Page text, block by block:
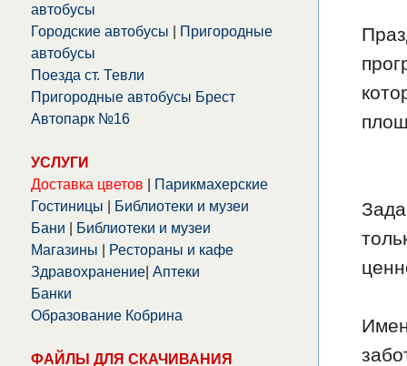
автобусы
Городские автобусы
Пригородные
автобусы
Поезда ст. Тевли
Пригородные автобусы Брест
Автопарк №16
УСЛУГИ
Доставка цветов
Парикмахерские
Гостиницы
Библиотеки и музеи
Бани
Библиотеки и музеи
Магазины
Рестораны и кафе
Здравохранение Аптеки
Банки
Образование Кобрина
ФАЙЛЫ ДЛЯ СКАЧИВАНИЯ